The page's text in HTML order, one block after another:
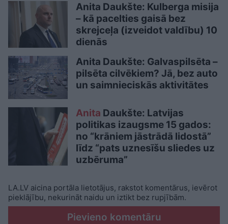
Anita Daukšte: Kulberga misija
– kā pacelties gaisā bez
skrejceļa (izveidot valdību) 10
dienās
Anita Daukšte: Galvaspilsēta –
pilsēta cilvēkiem? Jā, bez auto
un saimnieciskās aktivitātes
Anita Daukšte: Latvijas
politikas izaugsme 15 gados:
no “krāniem jāstrādā lidostā”
līdz “pats uznesīšu sliedes uz
uzbēruma”
LA.LV aicina portāla lietotājus, rakstot komentārus, ievērot
pieklājību, nekurināt naidu un iztikt bez rupjībām.
Pievieno komentāru